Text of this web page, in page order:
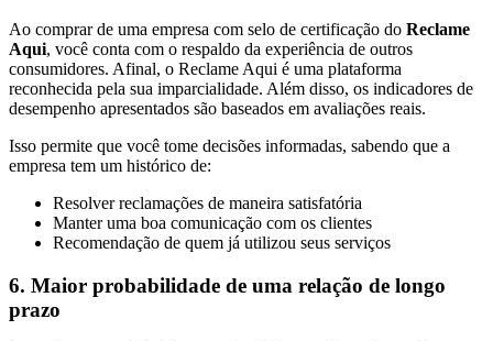
Ao comprar de uma empresa com selo de certificação do Reclame
Aqui, você conta com o respaldo da experiência de outros
consumidores. Afinal, o Reclame Aqui é uma plataforma
reconhecida pela sua imparcialidade. Além disso, os indicadores de
desempenho apresentados são baseados em avaliações reais.
Isso permite que você tome decisões informadas, sabendo que a
empresa tem um histórico de:
Resolver reclamações de maneira satisfatória
Manter uma boa comunicação com os clientes
Recomendação de quem já utilizou seus serviços
6. Maior probabilidade de uma relação de longo
prazo